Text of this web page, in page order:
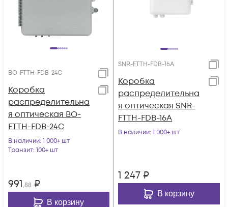
BO-FTTH-FDB-24C
Коробка
распределительна
я оптическая BO-
FTTH-FDB-24C
В наличии: 1 000+ шт
Транзит: 100+ шт
991,88 ₽
В корзину
SNR-FTTH-FDB-16A
Коробка
распределительна
я оптическая SNR-
FTTH-FDB-16A
В наличии: 1 000+ шт
1 247 ₽
В корзину